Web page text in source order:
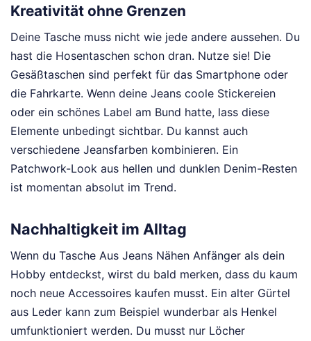
Kreativität ohne Grenzen
Deine Tasche muss nicht wie jede andere aussehen. Du
hast die Hosentaschen schon dran. Nutze sie! Die
Gesäßtaschen sind perfekt für das Smartphone oder
die Fahrkarte. Wenn deine Jeans coole Stickereien
oder ein schönes Label am Bund hatte, lass diese
Elemente unbedingt sichtbar. Du kannst auch
verschiedene Jeansfarben kombinieren. Ein
Patchwork-Look aus hellen und dunklen Denim-Resten
ist momentan absolut im Trend.
Nachhaltigkeit im Alltag
Wenn du Tasche Aus Jeans Nähen Anfänger als dein
Hobby entdeckst, wirst du bald merken, dass du kaum
noch neue Accessoires kaufen musst. Ein alter Gürtel
aus Leder kann zum Beispiel wunderbar als Henkel
umfunktioniert werden. Du musst nur Löcher